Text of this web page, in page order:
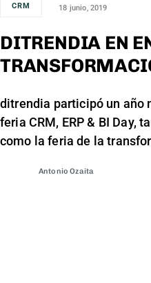
CRM 18 junio, 2019
DITRENDIA EN
ditrendia participó un año
feria CRM, ERP & BI Day,
como la feria de la
Antonio Ozaita